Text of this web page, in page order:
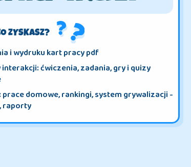
ZYSKASZ?
i wydruku kart pracy pdf
ćwiczenia, zadania, gry i quizy
domowe, rankingi, system grywalizacji -
raporty